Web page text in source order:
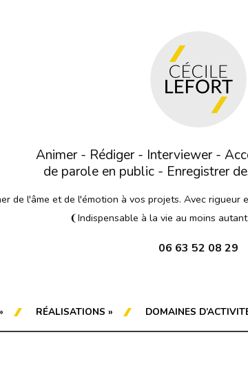
Animer - Rédiger - Interviewer -
de parole en public - Enregistrer
de l'âme et de l'émotion à vos projets. Avec
❨Indispensable à la vie au moins
06 63 52 08 29
RÉALISATIONS » DOMAINES